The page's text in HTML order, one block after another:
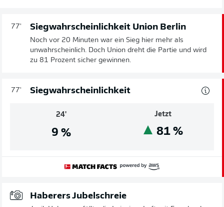
77' Siegwahrscheinlichkeit Union Berlin
Noch vor 20 Minuten war ein Sieg hier mehr als
unwahrscheinlich. Doch Union dreht die Partie und wird
zu 81 Prozent sicher gewinnen.
77' Siegwahrscheinlichkeit
24'
9%
Jetzt
81%
Haberers Jubelschreie